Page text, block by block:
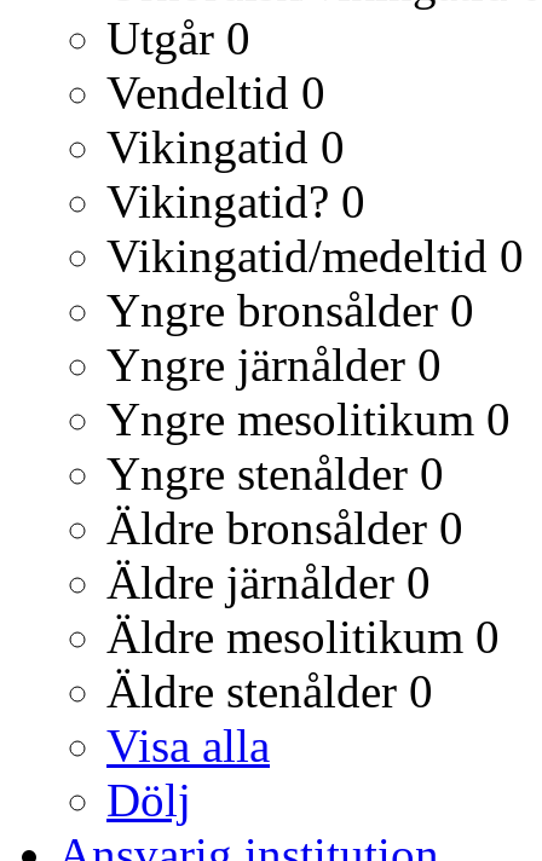
Utgår 0
Vendeltid 0
Vikingatid 0
Vikingatid? 0
Vikingatid/medeltid 0
Yngre bronsålder 0
Yngre järnålder 0
Yngre mesolitikum 0
Yngre stenålder 0
Äldre bronsålder 0
Äldre järnålder 0
Äldre mesolitikum 0
Äldre stenålder 0
Visa alla
Dölj